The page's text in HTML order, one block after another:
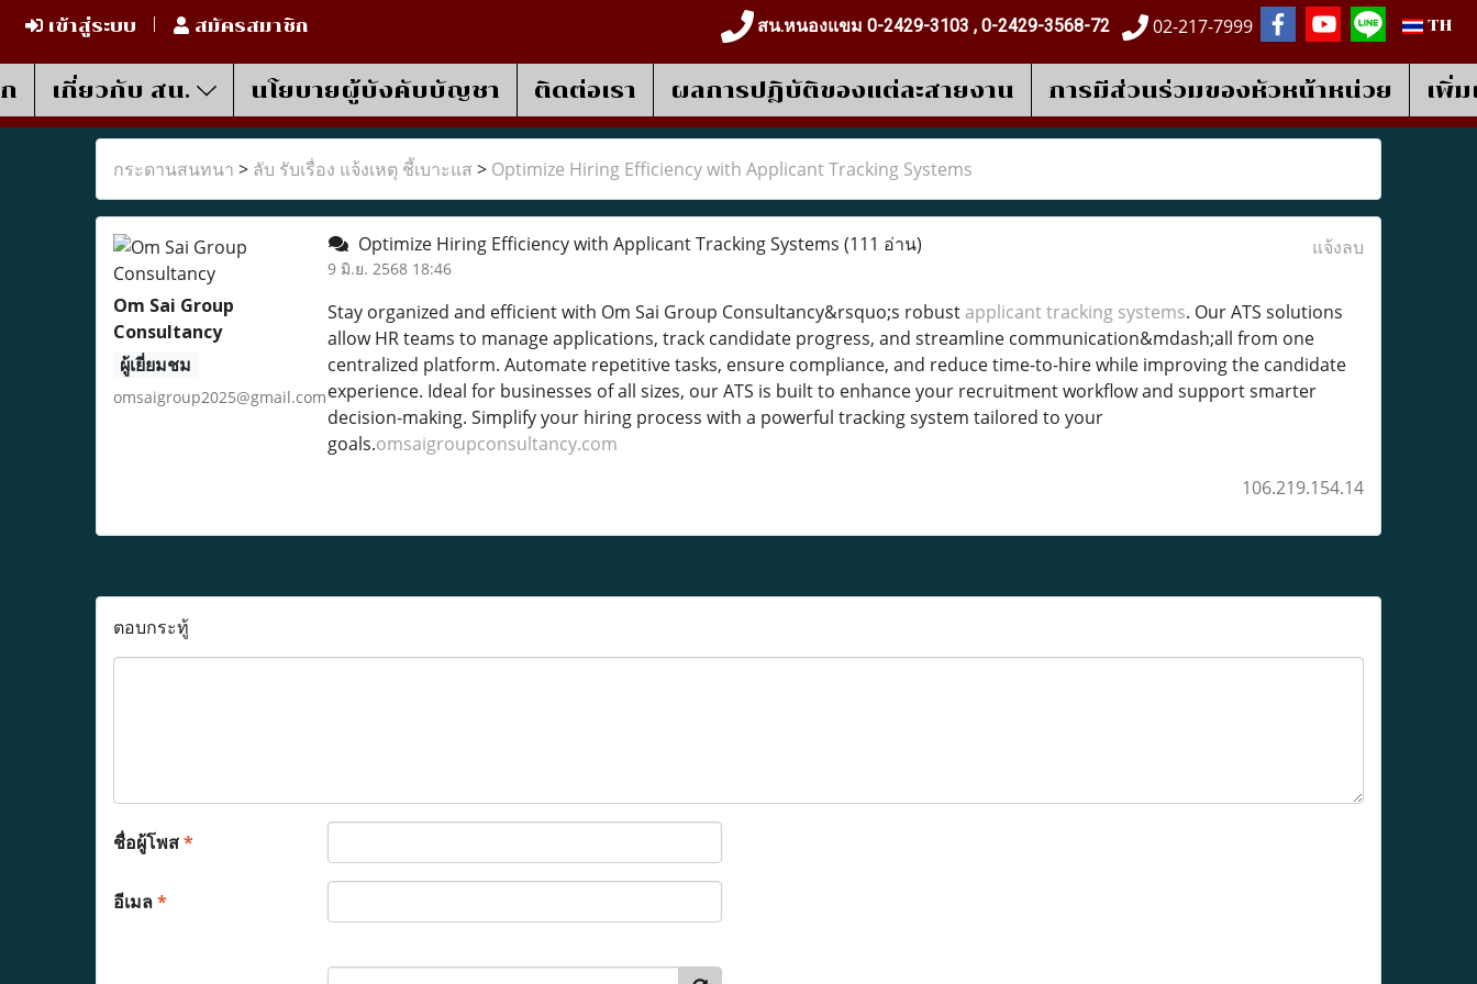
เข้าสู่ระบบ สมัครสมาชิก สน.หนองแขม 0-2429-3103 , 0-2429-3568-72 02-217-7999 TH
เกี่ยวกับ สน. นโยบายผู้บังคับบัญชา ติดต่อเรา ผลการปฎิบัติของแต่ละสายงาน การมีส่วนร่วมของหัวหน้าหน่วย เพิ่
กระดานสนทนา > ลับ รับเรื่อง แจ้งเหตุ ชี้เบาะแส > Optimize Hiring Efficiency with Applicant Tracking Systems
Om Sai Group
Consultancy
ผู้เยี่ยมชม
omsaigroup2025@gmail.com
Optimize Hiring Efficiency with Applicant Tracking Systems (111 อ่าน)
9 มิ.ย. 2568 18:46
แจ้งลบ
Stay organized and efficient with Om Sai Group Consultancy&rsquo;s robust applicant tracking systems. Our ATS solutions
allow HR teams to manage applications, track candidate progress, and streamline communication&mdash;all from one
centralized platform. Automate repetitive tasks, ensure compliance, and reduce time-to-hire while improving the candidate
experience. Ideal for businesses of all sizes, our ATS is built to enhance your recruitment workflow and support smarter
decision-making. Simplify your hiring process with a powerful tracking system tailored to your
goals.omsaigroupconsultancy.com
106.219.154.14
ตอบกระทู้
ชื่อผู้โพส*
อีเมล*